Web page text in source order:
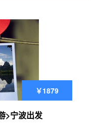
￥1879
>宁波出发